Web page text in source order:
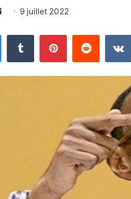
Envoyer
courriel
9 juillet 2022
LinkedinTumblr PinterestReddit